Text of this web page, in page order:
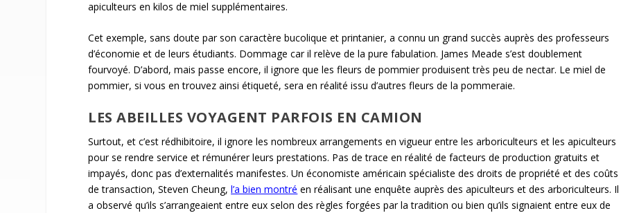
apiculteurs en kilos de miel supplémentaires.
Cet exemple, sans doute par son caractère bucolique et printanier, a connu un grand succès auprès des professeurs
d’économie et de leurs étudiants. Dommage car il relève de la pure fabulation. James Meade s’est doublement
fourvoyé. D’abord, mais passe encore, il ignore que les fleurs de pommier produisent très peu de nectar. Le miel de
pommier, si vous en trouvez ainsi étiqueté, sera en réalité issu d’autres fleurs de la pommeraie.
LES ABEILLES VOYAGENT PARFOIS EN CAMION
Surtout, et c’est rédhibitoire, il ignore les nombreux arrangements en vigueur entre les arboriculteurs et les apiculteurs
pour se rendre service et rémunérer leurs prestations. Pas de trace en réalité de facteurs de production gratuits et
impayés, donc pas d’externalités manifestes. Un économiste américain spécialiste des droits de propriété et des coûts
de transaction, Steven Cheung,l’a bien montré en réalisant une enquête auprès des apiculteurs et des arboriculteurs. Il
a observé qu’ils s’arrangeaient entre eux selon des règles forgées par la tradition ou bien qu’ils signaient entre eux de